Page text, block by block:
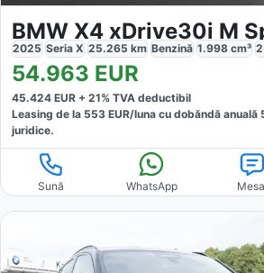
BMW X4 xDrive30i M
2025 Seria X 25.265 km Benzină 1.998 cm³
54.963 EUR
45.424 EUR + 21% TVA deductibil
Leasing de la 553 EUR/luna cu dobăndă anuală
juridice.
Sună WhatsApp